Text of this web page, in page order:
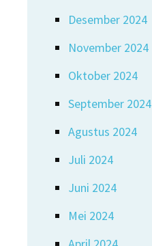
Desember 2024
November 2024
Oktober 2024
September 2024
Agustus 2024
Juli 2024
Juni 2024
Mei 2024